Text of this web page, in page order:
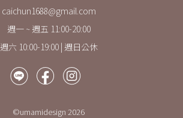
caichun1688@gmail.com
週一 ~ 週五 11:00-20:00
週六 10:00-19:00 | 週日公休
©umamidesign 2026